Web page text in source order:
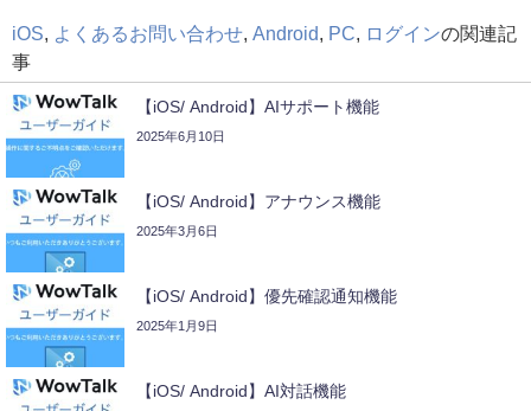
iOS よくあるお問い合わせ Android PC ログインの関連記
事
【iOS/ Android】AIサポート機能
2025年6月10日
【iOS/ Android】アナウンス機能
2025年3月6日
【iOS/ Android】優先確認通知機能
2025年1月9日
【iOS/ Android】AI対話機能